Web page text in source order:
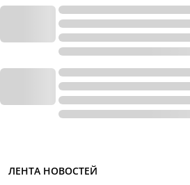
ЛЕНТА НОВОСТЕЙ